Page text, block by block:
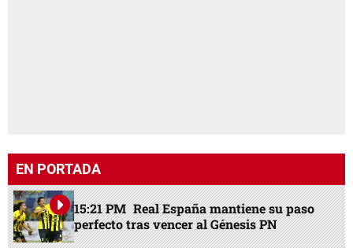
EN PORTADA
15:21 PM Real España mantiene su paso
perfecto tras vencer al Génesis PN